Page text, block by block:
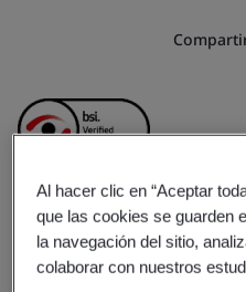
Genpact
Al hacer clic en “Aceptar
que las cookies se guarden
la navegación del sitio,
colaborar con nuestros